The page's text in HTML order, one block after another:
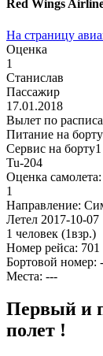
Red Wings
На страницу
Оценка
1
Станислав
Пассажир
17.01.2018
Вылет по
Питание на борту
Сервис на борту1
Tu-204
Оценка самолета:
1
Направление:
Летел 2017-10-07
1 человек (1взр.)
Номер рейса: 701
Бортовой номер:
Места: ---
Первый и
полет !